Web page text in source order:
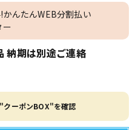
んたんWEB分割払い
ー
納期は別途ご連絡
クーポンBOX"を確認